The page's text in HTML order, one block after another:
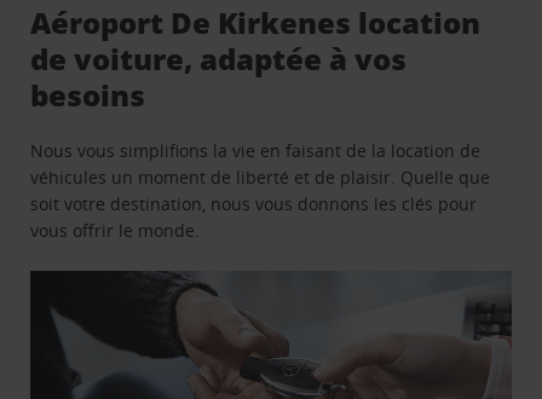
Aéroport De Kirkenes location
de voiture, adaptée à vos
besoins
Nous vous simplifions la vie en faisant de la location de
véhicules un moment de liberté et de plaisir. Quelle que
soit votre destination, nous vous donnons les clés pour
vous offrir le monde.